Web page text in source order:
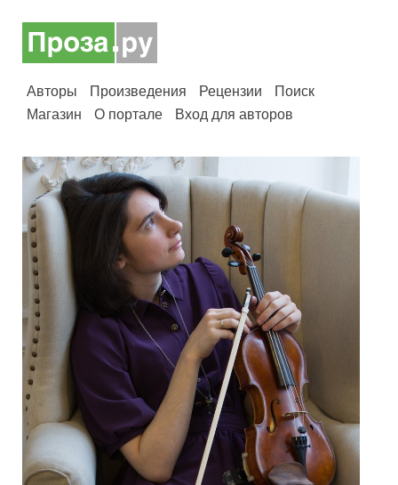
Авторы Произведения Рецензии
Поиск
Магазин
О портале Вход для авторов